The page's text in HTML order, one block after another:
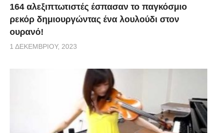
164 αλεξιπτωτιστές έσπασαν το παγκόσμιο
ρεκόρ δημιουργώντας ένα λουλούδι στον
ουρανό!
1 ΔΕΚΕΜΒΡΊΟΥ, 2023